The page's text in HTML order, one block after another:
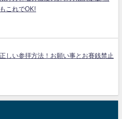
これでOK!
しい参拝方法！お願い事とお賽銭禁止